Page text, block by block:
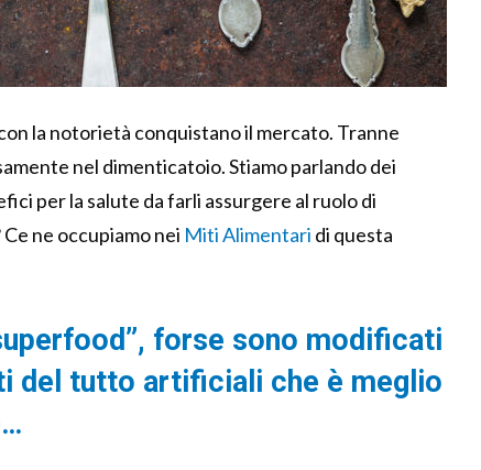
la notorietà conquistano il mercato. Tranne
nel dimenticatoio. Stiamo parlando dei
per la salute da farli assurgere al ruolo di
ne occupiamo nei Miti Alimentari di questa
forse sono modificati
del tutto artificiali che è meglio